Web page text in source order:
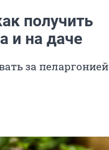
получить
и на даче
за пеларгонией